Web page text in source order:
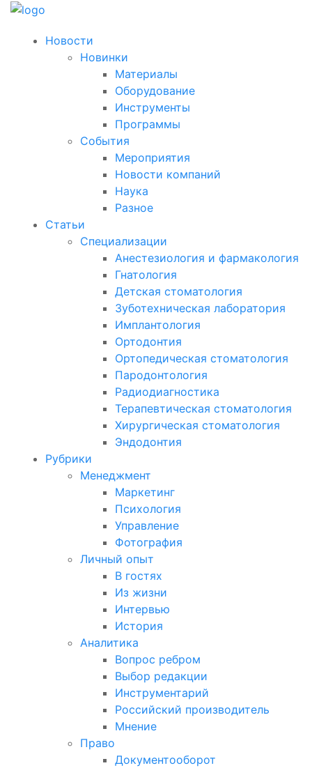
Новости
Новинки
Материалы
Оборудование
Инструменты
Программы
События
Мероприятия
Новости компаний
Наука
Разное
Статьи
Специализации
Анестезиология и фармакология
Гнатология
Детская стоматология
Зуботехническая лаборатория
Имплантология
Ортодонтия
Ортопедическая стоматология
Пародонтология
Радиодиагностика
Терапевтическая стоматология
Хирургическая стоматология
Эндодонтия
Рубрики
Менеджмент
Маркетинг
Психология
Управление
Фотография
Личный опыт
В гостях
Из жизни
Интервью
История
Аналитика
Вопрос ребром
Выбор редакции
Инструментарий
Российский производитель
Мнение
Право
Документооборот